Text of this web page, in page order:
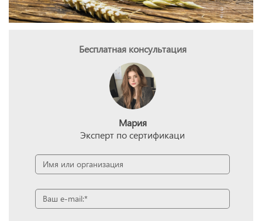
Бесплатная консультация
Мария
Эксперт по сертификаци